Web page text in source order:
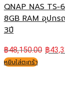
QNAP NAS
8GB RAM อุปก
3ปี
฿48,150.00 ฿
หยิบใส่ตะกร้า